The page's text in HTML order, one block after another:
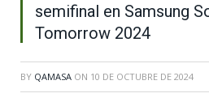
semifinal en Samsung
Tomorrow 2024
BY QAMASA ON 10 DE OCTUBRE DE 2024